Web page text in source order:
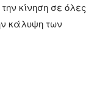
κίνηση σε όλες
κάλυψη των